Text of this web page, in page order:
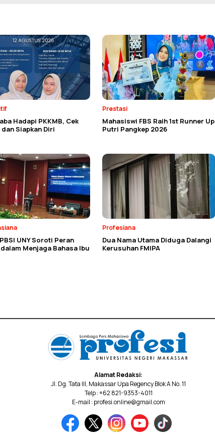
Hadapi PKKMB, Cek
Siapkan Diri
Prestasi
Mahasiswi FBS Raih 1st Runner Up
Putri Pangkep 2026
UNY Soroti Peran
Menjaga Bahasa Ibu
Profesiana
Dua Nama Utama Diduga Dalangi
Kerusuhan FMIPA
Alamat Redaksi:
Jl. Dg. Tata III, Makassar Upa Regency Blok A No. 11
Telp : +62 821-9353-4011
E-mail : profesi.online@gmail.com